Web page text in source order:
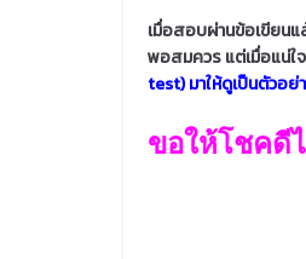
เมื่อสอบผ่านข้อเขียน
พอสมควร แต่เมื่อแน่ใ
test) มาให้ดูเป็นตัวอย่
ขอให้โชคดี